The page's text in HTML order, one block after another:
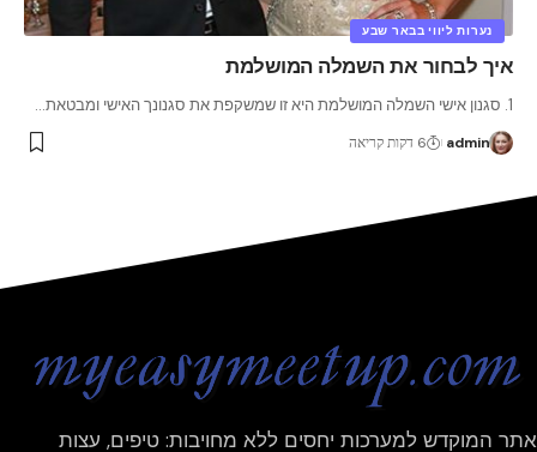
נערות ליווי בבאר שבע
איך לבחור את השמלה המושלמת
1. סגנון אישי השמלה המושלמת היא זו שמשקפת את סגנונך האישי ומבטאת …
admin 6 דקות קריאה
אתר המוקדש למערכות יחסים ללא מחויבות: טיפים, עצות